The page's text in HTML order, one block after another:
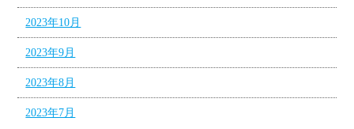
2023年10月
2023年9月
2023年8月
2023年7月